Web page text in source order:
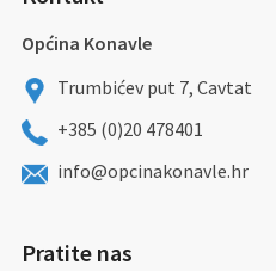
Općina Konavle
Trumbićev put 7, Cavtat
+385 (0)20 478401
info@opcinakonavle.hr
Pratite nas